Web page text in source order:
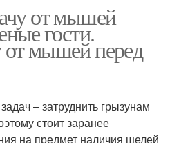
от мышей
гости.
мышей перед
– затруднить грызунам
стоит заранее
на предмет наличия щелей